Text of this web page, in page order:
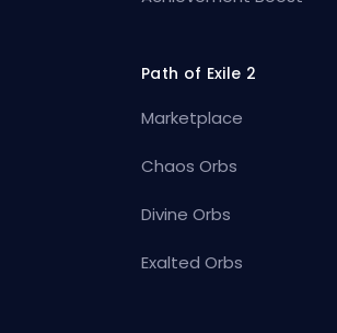
Path of Exile 2
Marketplace
Chaos Orbs
Divine Orbs
Exalted Orbs